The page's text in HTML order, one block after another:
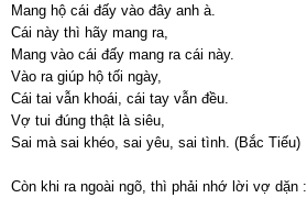
Mang hộ cái đấy vào đây anh à.
Cái này thì hãy mang ra,
Mang vào cái đấy mang ra cái này.
Vào ra giúp hộ tối ngày,
Cái tai vẫn khoái, cái tay vẫn đều.
Vợ tui đúng thật là siêu,
Sai mà sai khéo, sai yêu, sai tình. (Bắc Tiếu)
Còn khi ra ngoài ngõ, thì phải nhớ lời vợ dặn :